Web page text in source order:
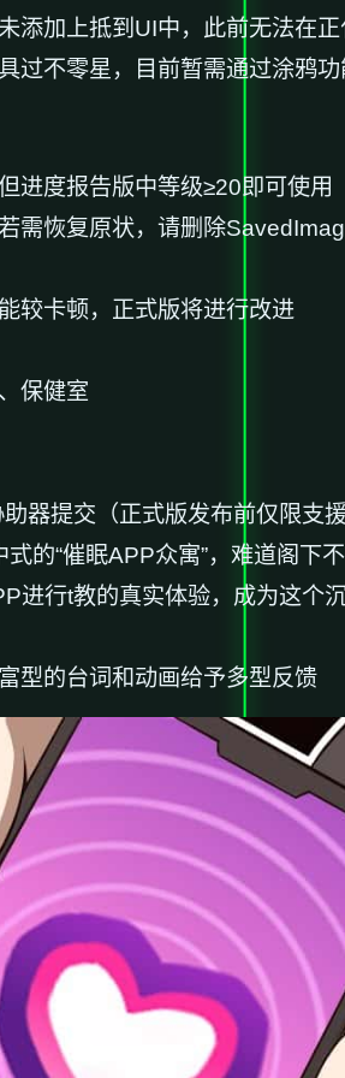
添加上抵到UI中，此前无法在正
过不零星，目前暂需通过涂鸦
进度报告版中等级≥20即可使用
需恢复原状，请删除
较卡顿，正式版将进行改进
保健室
器提交（正式版发布前仅限支
的“催眠APP众寓”，难道阁下
进行t教的真实体验，成为这个
型的台词和动画给予多型反馈